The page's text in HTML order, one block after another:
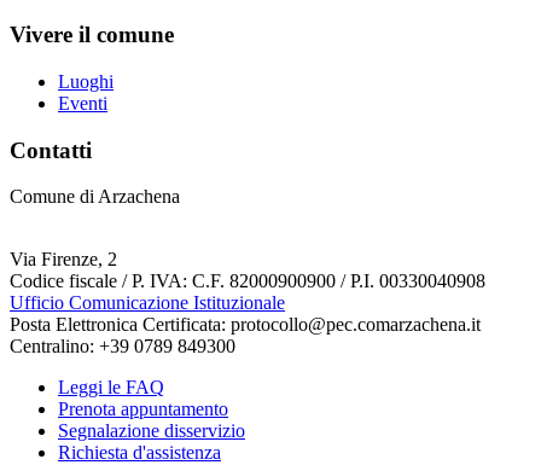
Vivere il comune
Luoghi
Eventi
Contatti
Comune di Arzachena
Via Firenze, 2
Codice fiscale / P. IVA: C.F. 82000900900 / P.I. 00330040908
Ufficio Comunicazione Istituzionale
Posta Elettronica Certificata: protocollo@pec.comarzachena.it
Centralino: +39 0789 849300
Leggi le FAQ
Prenota appuntamento
Segnalazione disservizio
Richiesta d'assistenza